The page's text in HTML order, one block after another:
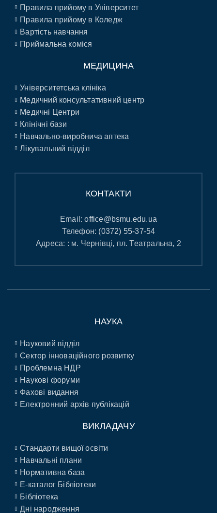
Правила прийому в Університет
Правила прийому в Коледж
Вартість навчання
Приймальна коміся
МЕДИЦИНА
Університетська клініка
Медичний консультативний центр
Медичні Центри
Клінічні бази
Навчально-виробнича аптека
Лікувальний відділ
КОНТАКТИ
Email:office@bsmu.edu.ua
Телефон: (0372) 55-37-54
Адреса: : м. Чернівці, пл. Театральна, 2
НАУКА
Науковий відділ
Сектор інноваційного розвитку
Проблемна НДР
Наукові форуми
Фахові видання
Електронний архів публікацій
ВИКЛАДАЧУ
Стандарти вищої освіти
Навчальні плани
Нормативна база
E-каталог Бібліотеки
Бібліотека
Дні народження